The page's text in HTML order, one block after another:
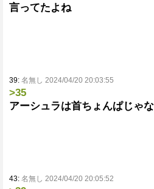
言ってたよね
39: 名無し 2024/04/20 20:03:55
>35
アーシュラは首ちょんぱじゃ
43: 名無し 2024/04/20 20:05:52